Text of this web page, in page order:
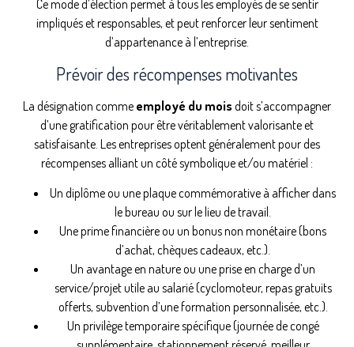
Ce mode d’élection permet à tous les employés de se sentir
impliqués et responsables, et peut renforcer leur sentiment
d’appartenance à l’entreprise.
Prévoir des récompenses motivantes
La désignation comme employé du mois doit s’accompagner
d’une gratification pour être véritablement valorisante et
satisfaisante. Les entreprises optent généralement pour des
récompenses alliant un côté symbolique et/ou matériel :
Un diplôme ou une plaque commémorative à afficher dans
le bureau ou sur le lieu de travail.
Une prime financière ou un bonus non monétaire (bons
d’achat, chèques cadeaux, etc.).
Un avantage en nature ou une prise en charge d’un
service/projet utile au salarié (cyclomoteur, repas gratuits
offerts, subvention d’une formation personnalisée, etc.).
Un privilège temporaire spécifique (journée de congé